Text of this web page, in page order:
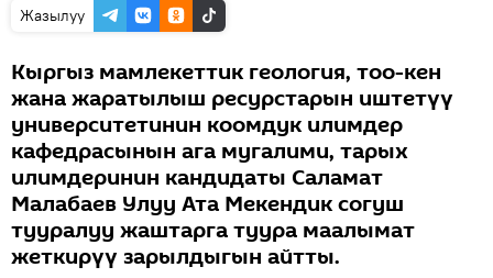
Жазылуу
Кыргыз мамлекеттик геология, тоо-кен
жана жаратылыш ресурстарын иштетүү
университетинин коомдук илимдер
кафедрасынын ага мугалими, тарых
илимдеринин кандидаты Саламат
Малабаев Улуу Ата Мекендик согуш
тууралуу жаштарга туура маалымат
жеткирүү зарылдыгын айтты.